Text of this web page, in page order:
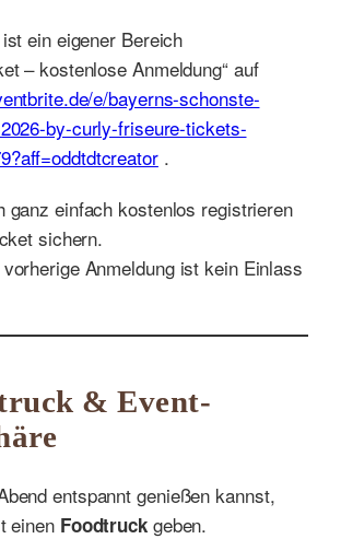
ein eigener Bereich
– kostenlose Anmeldung“ auf
e/bayerns-schonste-
by-curly-friseure-tickets-
.
ganz einfach kostenlos registrieren
sichern.
Anmeldung ist kein Einlass
& Event-
entspannt genießen kannst,
einen Foodtruckgeben.